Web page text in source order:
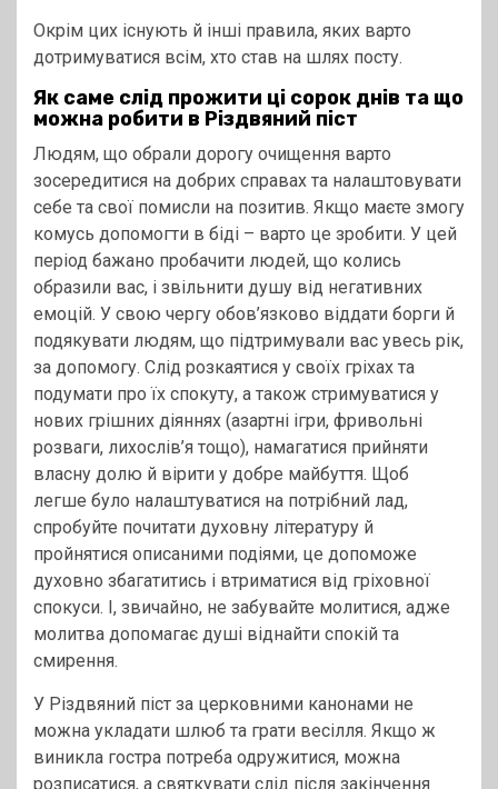
Окрім цих існують й інші правила, яких варто
дотримуватися всім, хто став на шлях посту.
Як саме слід прожити ці сорок днів та що
можна робити в Різдвяний піст
Людям, що обрали дорогу очищення варто
зосередитися на добрих справах та налаштовувати
себе та свої помисли на позитив. Якщо маєте змогу
комусь допомогти в біді – варто це зробити. У цей
період бажано пробачити людей, що колись
образили вас, і звільнити душу від негативних
емоцій. У свою чергу обов’язково віддати борги й
подякувати людям, що підтримували вас увесь рік,
за допомогу. Слід розкаятися у своїх гріхах та
подумати про їх спокуту, а також стримуватися у
нових грішних діяннях (азартні ігри, фривольні
розваги, лихослів’я тощо), намагатися прийняти
власну долю й вірити у добре майбуття. Щоб
легше було налаштуватися на потрібний лад,
спробуйте почитати духовну літературу й
пройнятися описаними подіями, це допоможе
духовно збагатитись і втриматися від гріховної
спокуси. І, звичайно, не забувайте молитися, адже
молитва допомагає душі віднайти спокій та
смирення.
У Різдвяний піст за церковними канонами не
можна укладати шлюб та грати весілля. Якщо ж
виникла гостра потреба одружитися, можна
розписатися, а святкувати слід після закінчення